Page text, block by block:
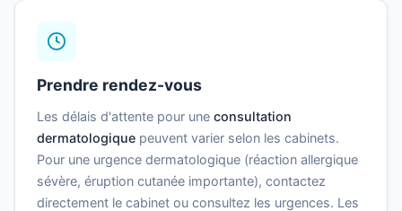
Prendre rendez-vous
Les délais d'attente pour une consultation
dermatologique peuvent varier selon les cabinets.
Pour une urgence dermatologique (réaction allergique
sévère, éruption cutanée importante), contactez
directement le cabinet ou consultez les urgences. Les